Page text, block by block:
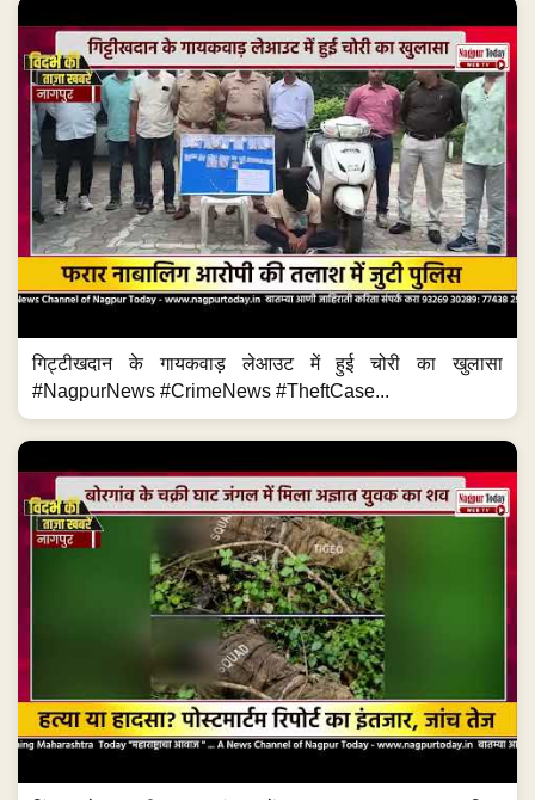
गिट्टीखदान के गायकवाड़ लेआउट में हुई चोरी का खुलासा
#NagpurNews #CrimeNews #TheftCase...